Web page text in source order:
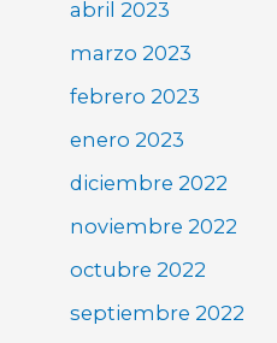
abril 2023
marzo 2023
febrero 2023
enero 2023
diciembre 2022
noviembre 2022
octubre 2022
septiembre 2022